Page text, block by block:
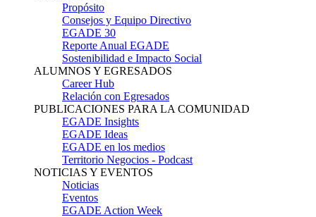
Propósito
Consejos y Equipo Directivo
EGADE 30
Reporte Anual EGADE
Sostenibilidad e Impacto Social
ALUMNOS Y EGRESADOS
Career Hub
Relación con Egresados
PUBLICACIONES PARA LA COMUNIDAD
EGADE Insights
EGADE Ideas
EGADE en los medios
Territorio Negocios - Podcast
NOTICIAS Y EVENTOS
Noticias
Eventos
EGADE Action Week